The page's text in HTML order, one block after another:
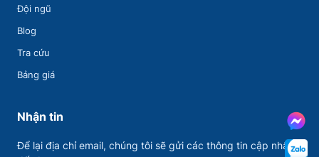
Đội ngũ
Blog
Tra cứu
Bảng giá
Nhận tin
Để lại địa chỉ email, chúng tôi sẽ gửi các thông tin cập nhập